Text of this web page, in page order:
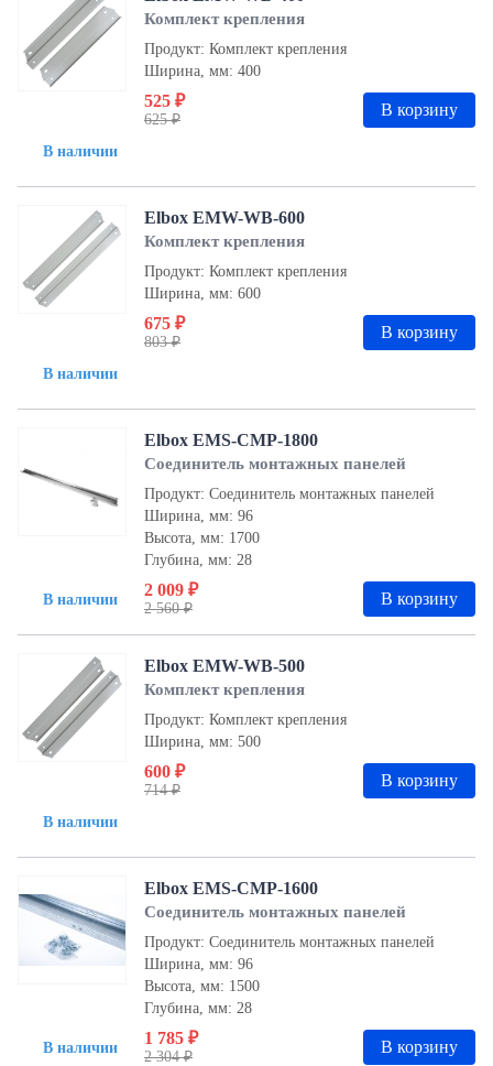
В наличии
Комплект крепления
Продукт: Комплект крепления
Ширина, мм: 400
525 ₽
625 ₽
В корзину
В наличии
Elbox EMW-WB-600
Комплект крепления
Продукт: Комплект крепления
Ширина, мм: 600
675 ₽
803 ₽
В корзину
В наличии
Elbox EMS-CMP-1800
Соединитель монтажных панелей
Продукт: Соединитель монтажных панелей
Ширина, мм: 96
Высота, мм: 1700
Глубина, мм: 28
2 009 ₽
2 560 ₽
В корзину
В наличии
Elbox EMW-WB-500
Комплект крепления
Продукт: Комплект крепления
Ширина, мм: 500
600 ₽
714 ₽
В корзину
В наличии
Elbox EMS-CMP-1600
Соединитель монтажных панелей
Продукт: Соединитель монтажных панелей
Ширина, мм: 96
Высота, мм: 1500
Глубина, мм: 28
1 785 ₽
2 304 ₽
В корзину